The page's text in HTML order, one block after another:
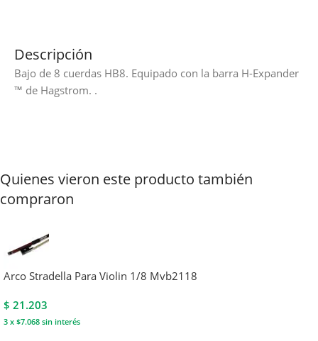
Descripción
Bajo de 8 cuerdas HB8. Equipado con la barra H-Expander
™ de Hagstrom. .
Quienes vieron este producto también
compraron
Arco Stradella Para Violin 1/8 Mvb2118
$ 21.203
3 x $7.068 sin interés